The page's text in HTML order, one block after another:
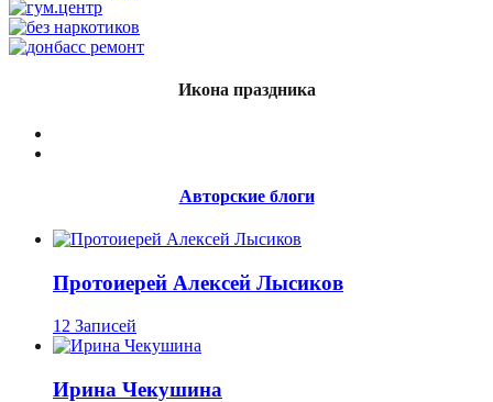
Икона праздника
Авторские блоги
Протоиерей Алексей Лысиков
12 Записей
Ирина Чекушина